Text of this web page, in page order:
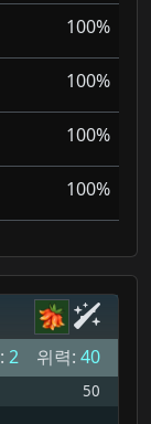
100%
100%
100%
100%
: 2 위력: 40
50